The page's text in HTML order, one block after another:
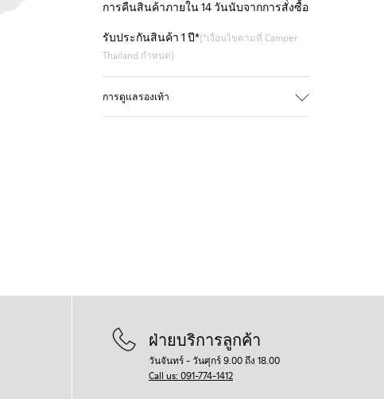
การคืนสินค้าภายใน 14 วันนับจากการสั่งซื้อ
รับประกันสินค้า 1 ปี*(*เงื่อนไขตามที่ Camper
Thailand กำหนด)
การดูแลรองเท้า
ฝ่ายบริการลูกค้า
วันจันทร์ - วันศุกร์ 9.00 ถึง 18.00
Call us: 091-774-1412